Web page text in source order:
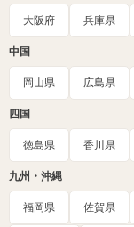
大阪府 兵庫県
中国
岡山県 広島県
四国
徳島県 香川県
九州・沖縄
福岡県 佐賀県